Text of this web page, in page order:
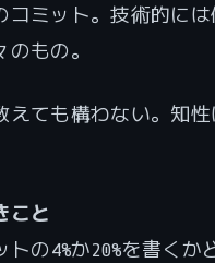
コミット。技術的には
もの。
えても構わない。知性
こと
の4%か20%を書くか